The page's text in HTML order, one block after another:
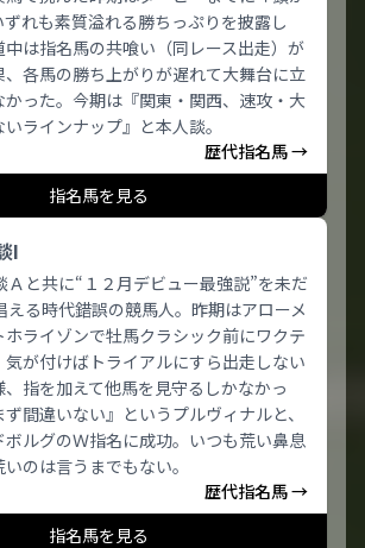
れも素質溢れる勝ちっぷりを披露し
中は指名馬の共喰い（同レース出走）が
各馬の勝ち上がりが遅れて大舞台に立
かった。今期は『関東・関西、速攻・大
ラインナップ』と本人談。
歴代指名馬 →
指名馬を見る
I
Ａと共に“１２月デビュー最強説”を未だ
える時代錯誤の競馬人。昨期はアローメ
ホライゾンで牡馬クラシック前にワクテ
気が付けばトライアルにすら出走しない
指を加えて他馬を見守るしかなかっ
間違いない』というプルヴィナルと、
ルグのＷ指名に成功。いつも荒い鼻息
のは言うまでもない。
歴代指名馬 →
指名馬を見る